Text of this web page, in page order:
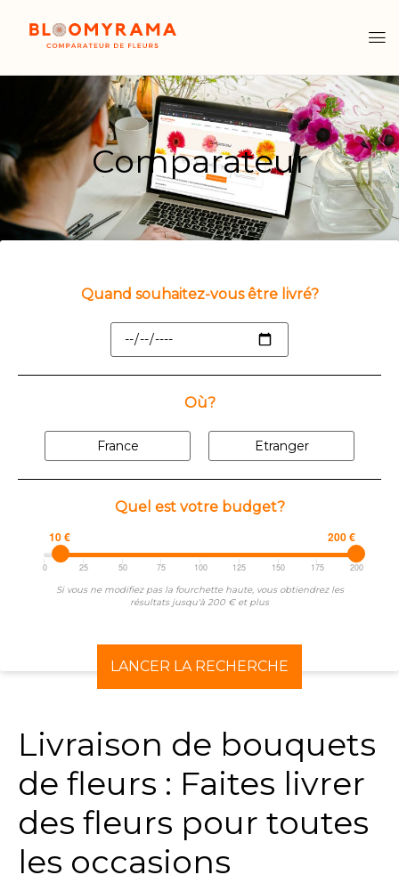
Comparateur
Quand souhaitez-vous être livré?
Où?
France Etranger
Quel est votre budget?
10 € 200 €
0 25 50 75 100 125 150 175
200
Si vous ne modifiez pas la fourchette haute, vous obtiendrez les
résultats jusqu'à 200 € et plus
LANCER LA RECHERCHE
Livraison de bouquets
de fleurs : Faites livrer
des fleurs pour toutes
les occasions